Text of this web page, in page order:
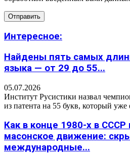
Интересное:
Найдены пять самых
языка — от 29 до 55...
05.07.2026
Институт Русистики назвал
из патента на 55 букв, который уже
Как в конце 1980-х в СССР
масонское движение:
международные...